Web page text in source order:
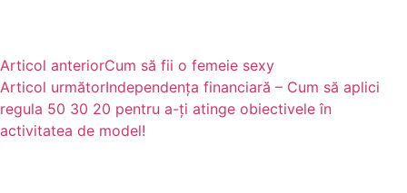
Articol anteriorCum să fii o femeie sexy
Articol următorIndependența financiară – Cum să aplici
regula 50 30 20 pentru a-ți atinge obiectivele în
activitatea de model!